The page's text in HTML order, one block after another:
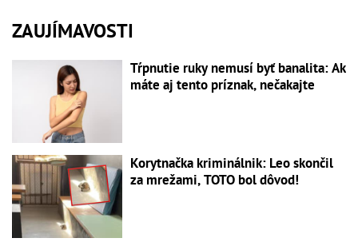
ZAUJÍMAVOSTI
Tŕpnutie ruky nemusí byť banalita: Ak
máte aj tento príznak, nečakajte
Korytnačka kriminálnik: Leo skončil
za mrežami, TOTO bol dôvod!